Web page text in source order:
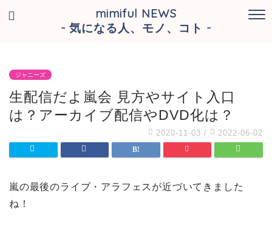
mimiful NEWS
- 気になる人、モノ、コト -
ジャニーズ
生配信だよ嵐会 見方やサイト入口
は？アーカイブ配信やDVD化は？
2020-11-03 / 2022-06-02
嵐の最後のライブ・アラフェスが近づいてきました
ね！